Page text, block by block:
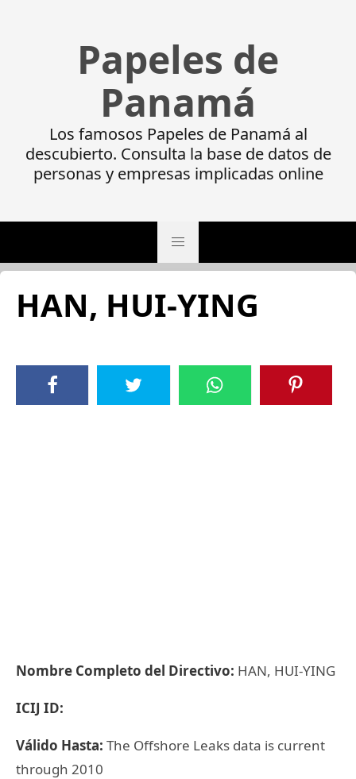
Papeles de
Panamá
Los famosos Papeles de Panamá al
descubierto. Consulta la base de datos de
personas y empresas implicadas online
HAN, HUI-YING
Nombre Completo del Directivo: HAN, HUI-YING
ICIJ ID:
Válido Hasta: The Offshore Leaks data is current
through 2010